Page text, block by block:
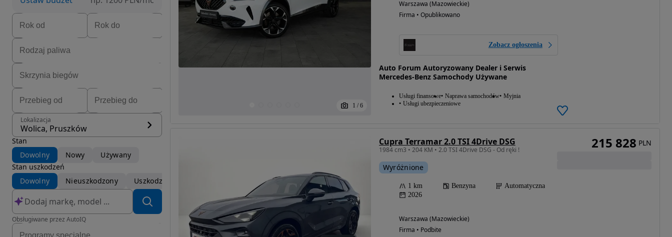
Lokalizacja
Wolica, Pruszków
Stan
Dowolny
Nowy
Używany
Stan uszkodzeń
Dowolny
Nieuszkodzony Uszkodzony
Obsługiwane przez AutoIQ
1 / 6
Warszawa (Mazowieckie)
Firma • Opublikowano
Zobacz ogłoszenia
Auto Forum Autoryzowany Dealer i Serwis
Mercedes-Benz Samochody Używane
Usługi finansowe Naprawa samochodów Myjnia
Usługi ubezpieczeniowe
Cupra Terramar 2.0 TSI 4Drive DSG
1984 cm3 • 204 KM • 2.0 TSI 4Drive DSG - Od ręki !
Wyróżnione
1 km Benzyna
Automatyczna
2026
Warszawa (Mazowieckie)
Firma • Podbite
215 828 PLN